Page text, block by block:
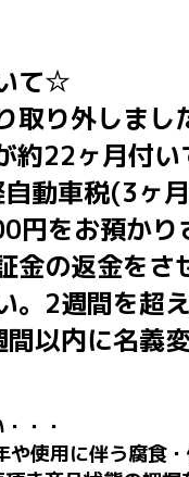
て☆
取り外しま
約22ヶ月付
動車税(3ヶ
円をお預かり
金の返金を
。2週間を超
以内に名義
・・
使用に伴う腐食